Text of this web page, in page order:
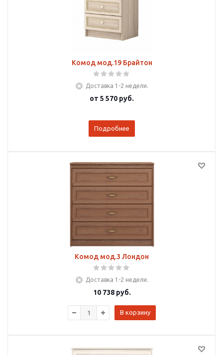
Комод мод.19 Брайтон
Доставка 1-2 недели.
от 5 570 руб.
Подробнее
Комод мод.3 Лондон
Доставка 1-2 недели.
10 738руб.
В корзину